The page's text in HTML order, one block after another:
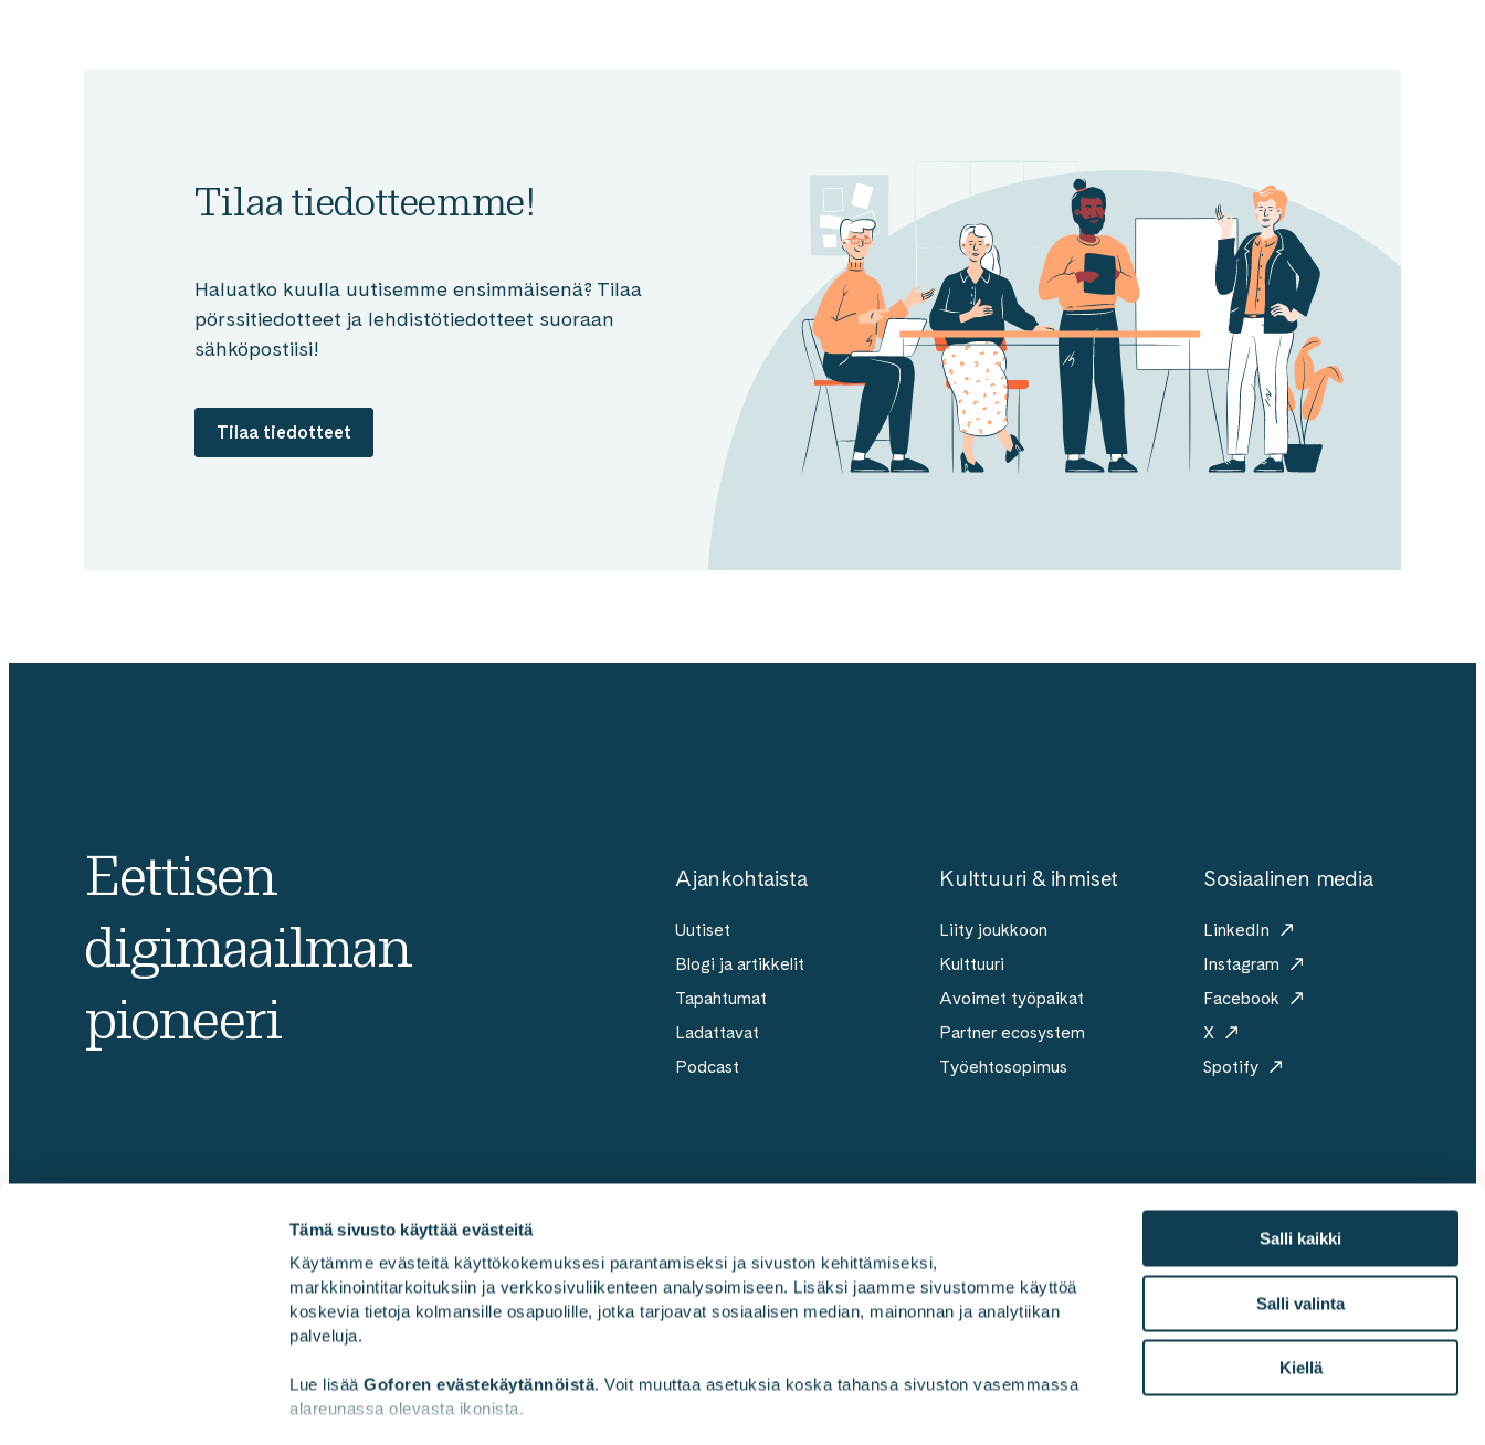
Tämä sivusto käyttää evästeitä
Käytämme evästeitä käyttökokemuksesi parantamiseksi ja sivuston kehittämiseksi,
markkinointitarkoituksiin ja verkkosivuliikenteen analysoimiseen. Lisäksi jaamme sivustomme käyttöä
koskevia tietoja kolmansille osapuolille, jotka tarjoavat sosiaalisen median, mainonnan ja analytiikan
palveluja.
Lue lisää Goforen evästekäytännöistä. Voit muuttaa asetuksia koska tahansa sivuston vasemmassa
alareunassa olevasta ikonista.
Salli kaikki
Salli valinta
Kiellä
Tilaa tiedotteemme!
Haluatko kuulla uutisemme ensimmäisenä? Tilaa
pörssitiedotteet ja lehdistötiedotteet suoraan
sähköpostiisi!
Tilaa tiedotteet
Eettisen
digimaailman
pioneeri
Ajankohtaista
Uutiset
Blogi ja artikkelit
Tapahtumat
Ladattavat
Podcast
Kulttuuri & ihmiset
Liity joukkoon
Kulttuuri
Avoimet työpaikat
Partner ecosystem
Työehtosopimus
Sosiaalinen media
LinkedIn
Instagram
Facebook
X
Spotify
TyömmeKulttuuriVastuullisuus MedialleToimistot